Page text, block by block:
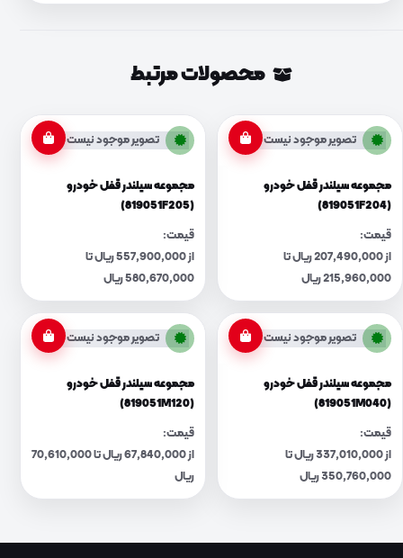
محصولات مرتبط
تصویر موجود نیست
مجموعه سیلندر قفل خودرو
(819051F204)
قیمت:
از 207,490,000 ریال تا
215,960,000 ریال
تصویر موجود نیست
مجموعه سیلندر قفل خودرو
(819051F205)
قیمت:
از 557,900,000 ریال تا
580,670,000 ریال
تصویر موجود نیست
مجموعه سیلندر قفل خودرو
(819051M040)
قیمت:
از 337,010,000 ریال تا
350,760,000 ریال
تصویر موجود نیست
مجموعه سیلندر قفل خودرو
(819051M120)
قیمت:
از 67,840,000 ریال تا 70,610,000
ریال